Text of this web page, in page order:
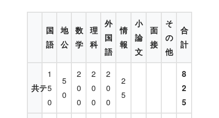
国
語
地
公
数
学
理
科
外
国
語
情
報
小
論
文
面
接
そ
の
他
合
計
共テ
1
5
0
5
0
2
0
0
2
0
0
2
0
0
2
5
8
2
5